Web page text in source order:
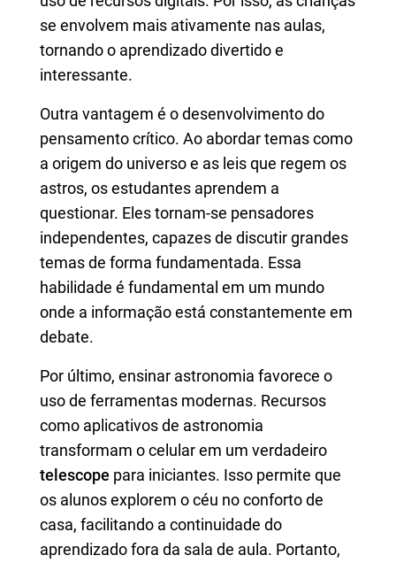
se envolvem mais ativamente nas aulas,
tornando o aprendizado divertido e
interessante.
Outra vantagem é o desenvolvimento do
pensamento crítico. Ao abordar temas como
a origem do universo e as leis que regem os
astros, os estudantes aprendem a
questionar. Eles tornam-se pensadores
independentes, capazes de discutir grandes
temas de forma fundamentada. Essa
habilidade é fundamental em um mundo
onde a informação está constantemente em
debate.
Por último, ensinar astronomia favorece o
uso de ferramentas modernas. Recursos
como aplicativos de astronomia
transformam o celular em um verdadeiro
telescope para iniciantes. Isso permite que
os alunos explorem o céu no conforto de
casa, facilitando a continuidade do
aprendizado fora da sala de aula. Portanto,